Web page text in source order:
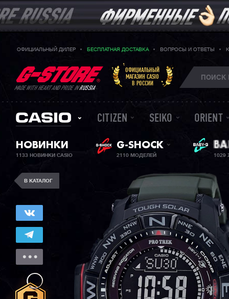
ОФИЦИАЛЬНЫЙ ДИЛЕР БЕСПЛАТНАЯ ДОСТАВКА ВОПРОСЫ И ОТВЕТЫ
MADE WITH HEART AND PRIDE INRUSSIA
ОФИЦИАЛЬНЫЙ
МАГАЗИН CASIO
В РОССИИ
CITIZEN SEIKO ORIENT
НОВИНКИ
1133 НОВИНКИ CASIO
G-SHOCK
2110 МОДЕЛЕЙ 1029
В КАТАЛОГ